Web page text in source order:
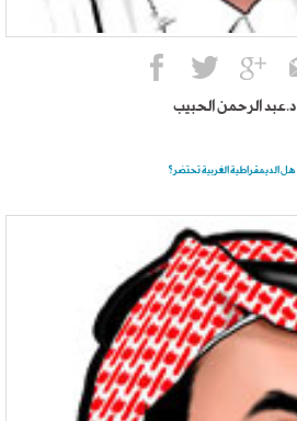
د.عبد الرحمن الحبيب
هل الديمقراطية الغربية تحتضر؟